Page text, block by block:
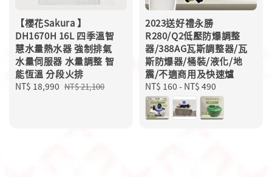
【櫻花Sakura 】
DH1670H 16L 四季溫智
慧水量熱水器 強制排氣
水量伺服器 水量調整 智
能恆溫 分段火排
Sale
NT$ 18,990 Regular
NT$ 21,100
2023送好禮永勝
R280/Q2低壓防爆調整
器/388AG瓦斯調整器/瓦
斯防爆器/桶裝/液化/地
震/不適商用及快速爐
Regular
price
NT$ 160 - NT$ 490